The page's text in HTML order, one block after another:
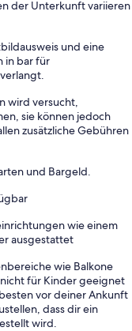
der Unterkunft variieren
und eine
in bar für
wird versucht,
sie können jedoch
zusätzliche Gebühren
und Bargeld.
wie einem
ausgestattet
wie Balkone
für Kinder geeignet
vor deiner Ankunft
dass dir ein
wird.